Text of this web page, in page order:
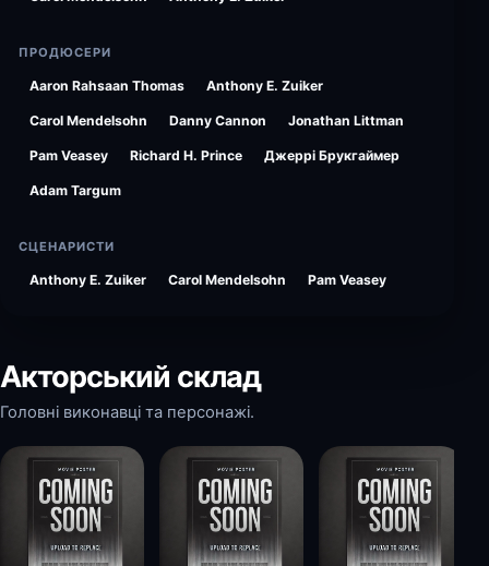
ПРОДЮСЕРИ
Aaron Rahsaan Thomas Anthony E. Zuiker
Carol Mendelsohn Danny Cannon Jonathan Littman
Pam Veasey Richard H. Prince Джеррі Брукгаймер
Adam Targum
СЦЕНАРИСТИ
Anthony E. Zuiker Carol Mendelsohn Pam Veasey
Акторський склад
Головні виконавці та персонажі.